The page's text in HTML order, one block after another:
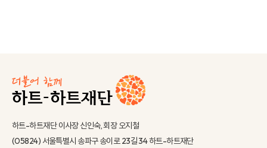
하트-하트재단 이사장 신인숙, 회장 오지철
(05824) 서울특별시 송파구 송이로 23길 34 하트-하트재단